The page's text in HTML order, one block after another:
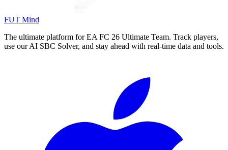
FUT Mind
The ultimate platform for EA FC 26 Ultimate Team. Track players,
use our AI SBC Solver, and stay ahead with real-time data and tools.